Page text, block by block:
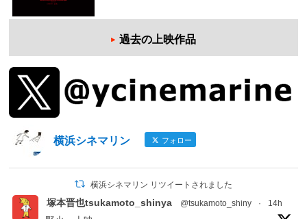
過去の上映作品
横浜シネマリン フォロー
横浜シネマリン リツイートされました
塚本晋也tsukamoto_shinya @tsukamoto_shiny · 14h